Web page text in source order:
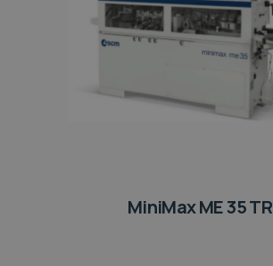
MiniMax ME 35 TR